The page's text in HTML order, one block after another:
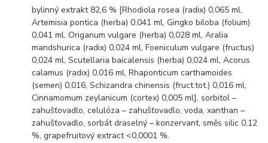
bylinný extrakt 82,6 % [Rhodiola rosea (radix) 0,065 ml,
Artemisia pontica (herba) 0,041 ml, Gingko biloba (folium)
0,041 ml, Origanum vulgare (herba) 0,028 ml, Aralia
mandshurica (radix) 0,024 ml, Foeniculum vulgare (fructus)
0,024 ml, Scutellaria baicalensis (herba) 0,024 ml, Acorus
calamus (radix) 0,016 ml, Rhaponticum carthamoides
(semen) 0,016, Schizandra chinensis (fruct.tot.) 0,016 ml,
Cinnamomum zeylanicum (cortex) 0,005 ml], sorbitol –
zahušťovadlo, celulóza – zahušťovadlo, voda, xanthan –
zahušťovadlo, sorbát draselný – konzervant, směs silic 0,12
%, grapefruitový extract <0,0001 %.